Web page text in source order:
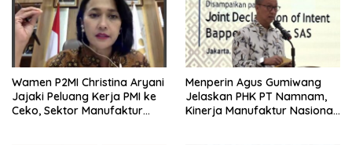
Wamen P2MI Christina Aryani
Jajaki Peluang Kerja PMI ke
Ceko, Sektor Manufaktur
Menperin Agus Gumiwang
Jelaskan PHK PT Namnam,
Kinerja Manufaktur Nasional